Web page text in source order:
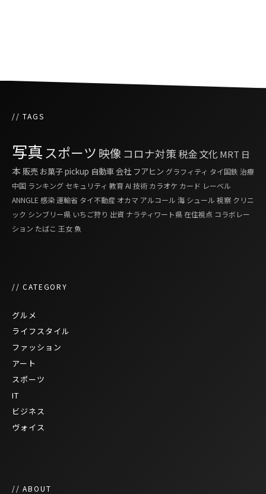
// TAGS
写真 スポーツ 映像 コロナ対策 税金文化 MRT 日
本 販売 お菓子pickup 自動車会社 フアヒン グラフィティ タイ国鉄 治療
中国 ランキング セキュリティ 教育AI 技術 カラオケ カード レーベル
ANNGLE 感染運輸省 タイ不動産 オカマ アルコール 海 シュール 視察 クリニ
ック シンブリー県 いちご狩り 出資 ナラティワート県 在住視点 コラボレー
ション たばこ 王女魚
// CATEGORY
グルメ
ライフスタイル
ファッション
アート
スポーツ
IT
ビジネス
ヴォイス
// ABOUT